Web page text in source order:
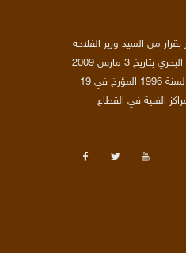
من السيد وزير الفلاحة
و الموارد المائية و الصيد البحري بتاريخ 3 مارس 2009
في إطار القانون عدد 04 لسنة 1996 المؤرخ في 19
بالمراكز الفنية في القطاع